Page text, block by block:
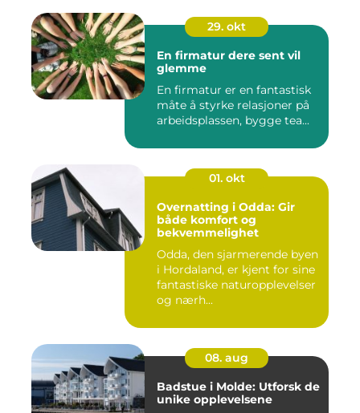
29. okt
En firmatur dere sent vil
glemme
En firmatur er en fantastisk
måte å styrke relasjoner på
arbeidsplassen, bygge tea...
01. okt
Overnatting i Odda: Gir
både komfort og
bekvemmelighet
Odda, den sjarmerende byen
i Hordaland, er kjent for sine
fantastiske naturopplevelser
og nærh...
08. aug
Badstue i Molde: Utforsk de
unike opplevelsene